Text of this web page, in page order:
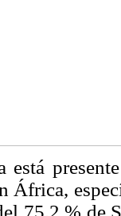
está
África,
75,2 % de